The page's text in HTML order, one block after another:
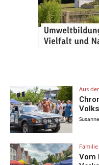
Aus
Familie
Vom